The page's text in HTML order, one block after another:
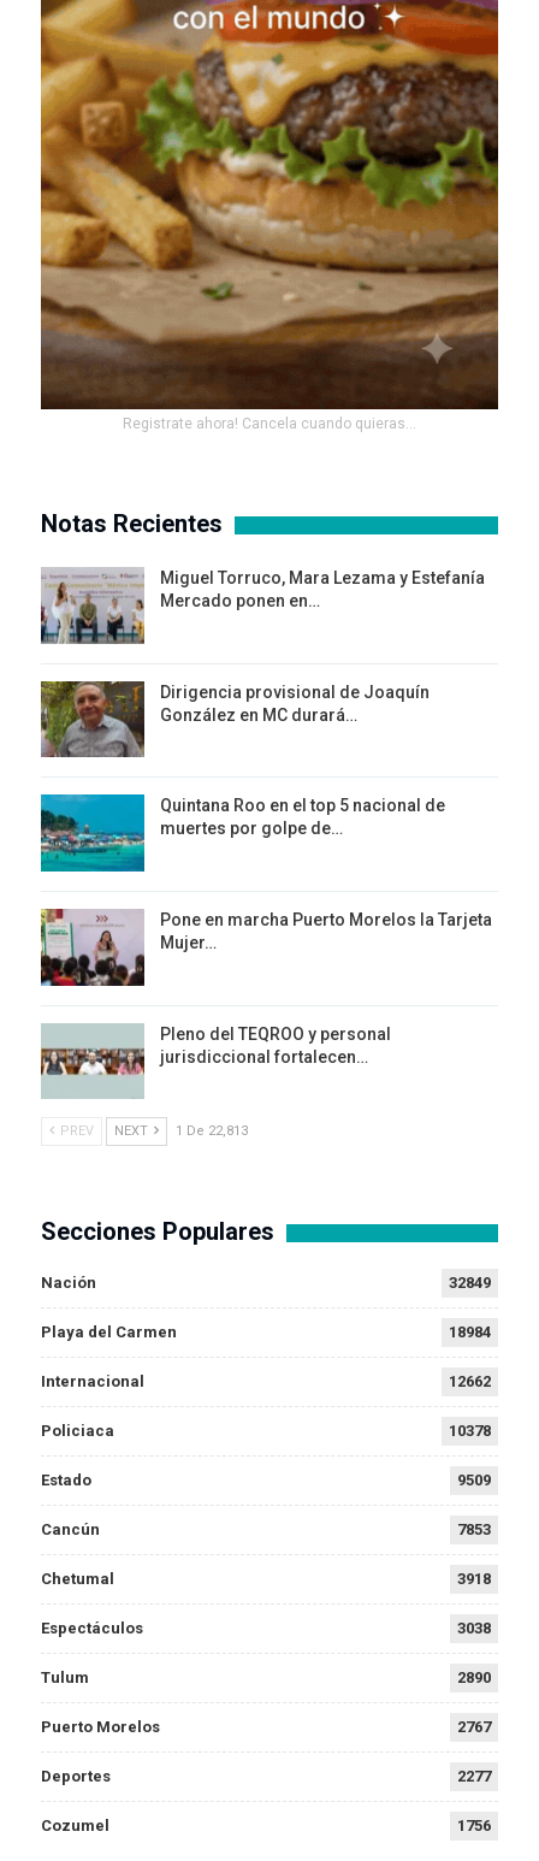
Registrate ahora! Cancela cuando quieras...
Notas Recientes
Miguel Torruco, Mara Lezama y Estefanía
Mercado ponen en…
Dirigencia provisional de Joaquín
González en MC durará…
Quintana Roo en el top 5 nacional de
muertes por golpe de…
Pone en marcha Puerto Morelos la Tarjeta
Mujer…
Pleno del TEQROO y personal
jurisdiccional fortalecen…
PREV NEXT 1 De 22,813
Secciones Populares
Nación 32849
Playa del Carmen 18984
Internacional 12662
Policiaca 10378
Estado 9509
Cancún 7853
Chetumal 3918
Espectáculos 3038
Tulum 2890
Puerto Morelos 2767
Deportes 2277
Cozumel 1756